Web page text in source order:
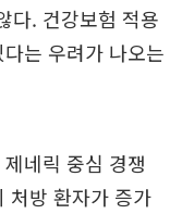
다. 건강보험 적용
는 우려가 나오는
네릭 중심 경쟁
처방 환자가 증가